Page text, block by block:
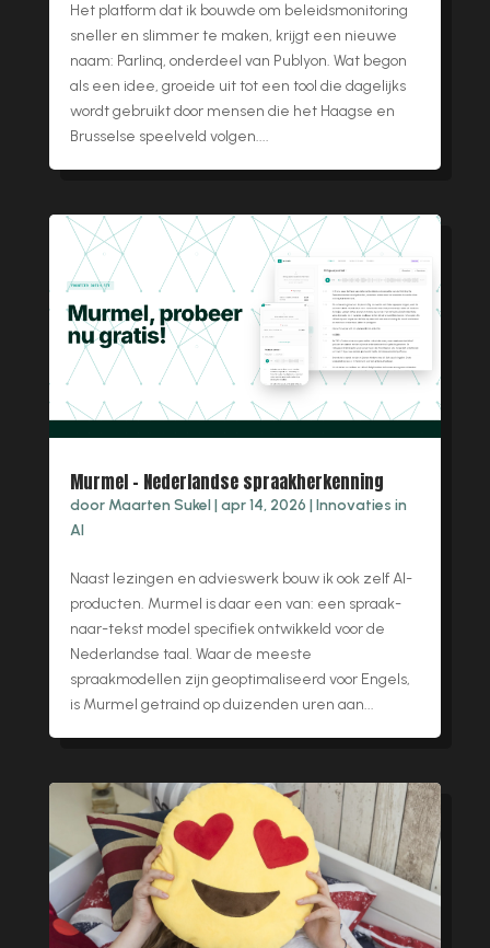
Het platform dat ik bouwde om beleidsmonitoring
sneller en slimmer te maken, krijgt een nieuwe
naam: Parlinq, onderdeel van Publyon. Wat begon
als een idee, groeide uit tot een tool die dagelijks
wordt gebruikt door mensen die het Haagse en
Brusselse speelveld volgen....
Murmel – Nederlandse spraakherkenning
door Maarten Sukel|apr 14, 2026 |Innovaties in
AI
Naast lezingen en advieswerk bouw ik ook zelf AI-
producten. Murmel is daar een van: een spraak-
naar-tekst model specifiek ontwikkeld voor de
Nederlandse taal. Waar de meeste
spraakmodellen zijn geoptimaliseerd voor Engels,
is Murmel getraind op duizenden uren aan...